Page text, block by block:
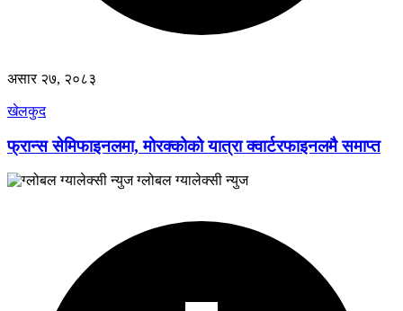
असार २७, २०८३
खेलकुद
फ्रान्स सेमिफाइनलमा, मोरक्कोको यात्रा क्वार्टरफाइनलमै समाप्त
ग्लोबल ग्यालेक्सी न्युज